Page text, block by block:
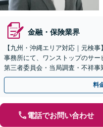
金融・保険業界
【九州・沖縄エリア対応｜元検
事務所にて、ワンストップのサー
第三者委員会・当局調査・不祥
率的に解決へ。セカンドオピニ
料
電話でお問い合わせ